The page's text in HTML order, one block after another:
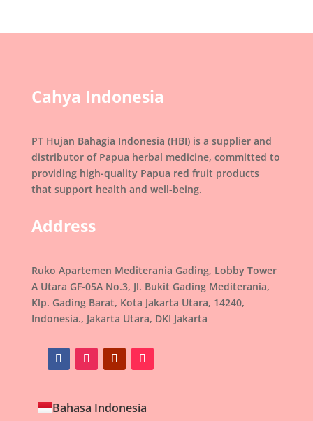
Cahya Indonesia
PT Hujan Bahagia Indonesia (HBI) is a supplier and
distributor of Papua herbal medicine, committed to
providing high-quality Papua red fruit products
that support health and well-being.
Address
Ruko Apartemen Mediterania Gading, Lobby Tower
A Utara GF-05A No.3, Jl. Bukit Gading Mediterania,
Klp. Gading Barat, Kota Jakarta Utara, 14240,
Indonesia., Jakarta Utara, DKI Jakarta
Bahasa Indonesia